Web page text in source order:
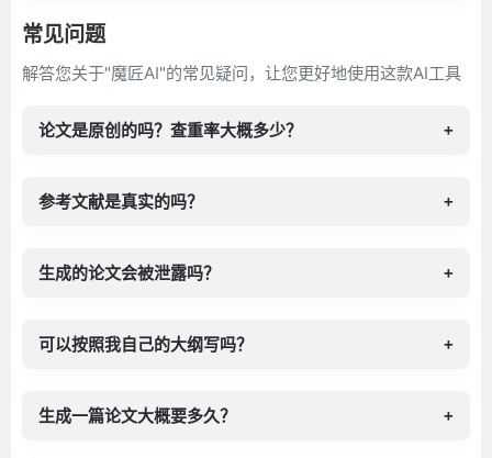
常见问题
解答您关于"魔匠AI"的常见疑问，让您更好地使用这款AI工具
论文是原创的吗？查重率大概多少？ +
参考文献是真实的吗？ +
生成的论文会被泄露吗？ +
可以按照我自己的大纲写吗？ +
生成一篇论文大概要多久？ +